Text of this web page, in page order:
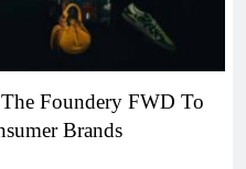
Foundery FWD To
Brands